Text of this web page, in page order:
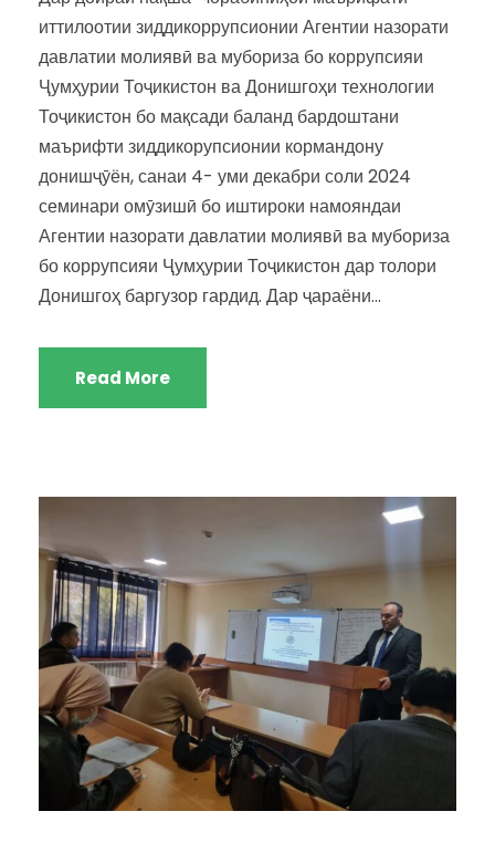
иттилоотии зиддикоррупсионии Агентии назорати
давлатии молиявӣ ва мубориза бо коррупсияи
Ҷумҳурии Тоҷикистон ва Донишгоҳи технологии
Тоҷикистон бо мақсади баланд бардоштани
маърифти зиддикорупсионии кормандону
донишҷӯён, санаи 4- уми декабри соли 2024
семинари омӯзишӣ бо иштироки намояндаи
Агентии назорати давлатии молиявӣ ва мубориза
бо коррупсияи Ҷумҳурии Тоҷикистон дар толори
Донишгоҳ баргузор гардид. Дар ҷараёни...
Read More